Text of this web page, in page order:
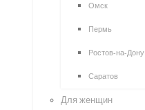
Омск
Пермь
Ростов-на-Дону
Саратов
Для женщин